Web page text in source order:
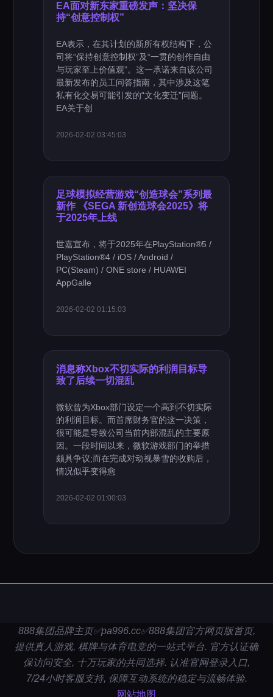
EA面对新东家重磅发声：坚决保
持“创意控制权”
EA表示，在其计划的新所有权结构下，公
司将“保持创意控制权”及“一贯的创作自由
与玩家至上价值观”。这一承诺来自该公司
最新发布的员工问答指南，其中涉及这笔
私有化交易可能引发的“文化变迁”问题。
EA关于创
2026-02-02 03:45:03
足球模拟经营游戏“创造球会”系列最
新作 《SEGA 新创造球会2025》将
于2025年上线
世嘉宣布，将于2025年在PlayStation®5 /
PlayStation®4 / iOS / Android /
PC(Steam) / ONE store / HUAWEI
AppGalle
2026-02-02 01:15:03
消息称Xbox不切实际的利润目标导
致了后续一切混乱
微软曾为Xbox部门设定一个高到不切实际
的利润目标。而首席财务官的这一决策，
很可能是导致公司当前内部混乱的主要原
因。一段时间以来，微软游戏部门的举措
颇具争议;而在完成对动视暴雪的收购后，
情况似乎变得愈
2026-02-02 01:00:03
888集团品牌主页✅pa996.cc✅888集团官方网页版首页,
提供真人游戏, 棋牌与体育电竞的一站式平台. 官方认证确
保访问安全, 十万玩家的共同选择. 认准官网登录入口,
7/24小时客服支持, 保障互动系统的稳定与流畅体验.
网站地图